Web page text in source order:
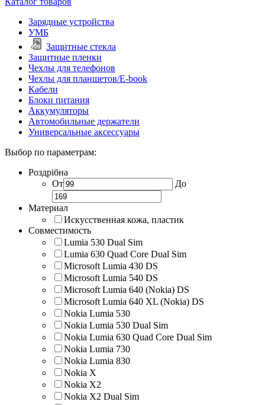
Зарядные устройства
УМБ
Защитные стекла
Защитные пленки
Чехлы для телефонов
Чехлы для планшетов/E-book
Кабели
Блоки питания
Аккумуляторы
Автомобильные держатели
Универсальные аксессуары
Выбор по параметрам:
Роздрібна
От
До
Материал
Искусственная кожа, пластик
Совместимость
Lumia 530 Dual Sim
Lumia 630 Quad Core Dual Sim
Microsoft Lumia 430 DS
Microsoft Lumia 540 DS
Microsoft Lumia 640 (Nokia) DS
Microsoft Lumia 640 XL (Nokia) DS
Nokia Lumia 530
Nokia Lumia 530 Dual Sim
Nokia Lumia 630 Quad Core Dual Sim
Nokia Lumia 730
Nokia Lumia 830
Nokia X
Nokia X2
Nokia X2 Dual Sim